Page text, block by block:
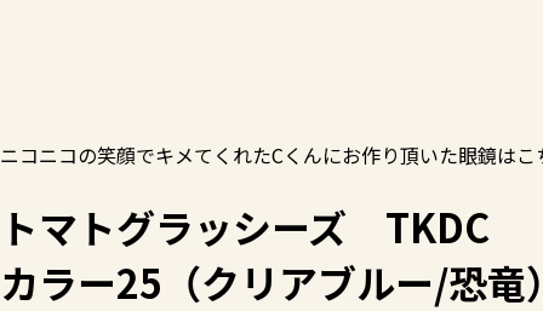
ニコニコの笑顔でキメてくれたCくんにお作り頂いた眼鏡は
トマトグラッシーズ TKDC
カラー25（クリアブルー/恐竜